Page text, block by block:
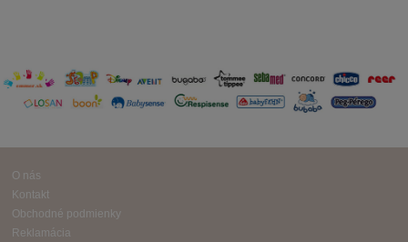
O nás
Kontakt
Obchodné podmienky
Reklamácia